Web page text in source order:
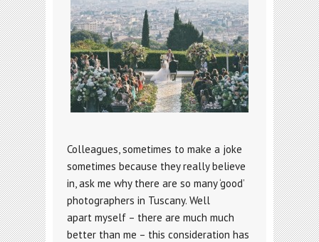
Colleagues, sometimes to make a joke
sometimes because they really believe
in, ask me why there are so many ‘good’
photographers in Tuscany. Well
apart myself – there are much much
better than me – this consideration has